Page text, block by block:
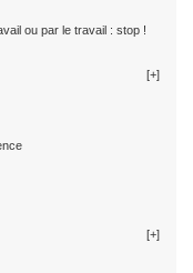
ou par le travail : stop !
[+]
[+]